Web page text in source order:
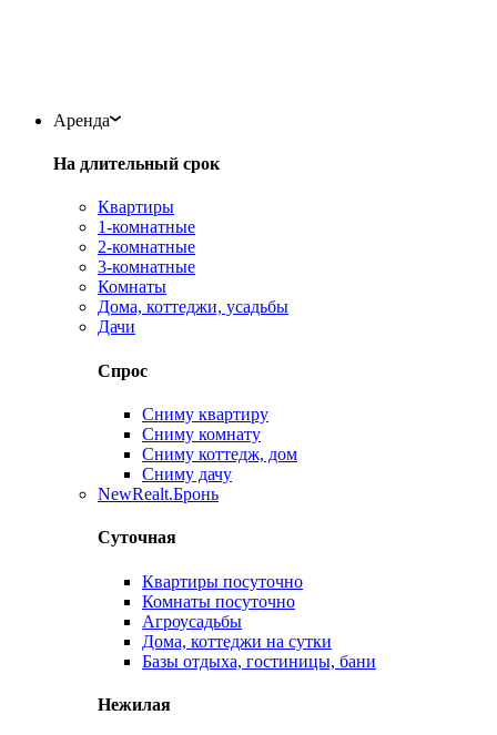
Аренда
На длительный срок
Квартиры
1-комнатные
2-комнатные
3-комнатные
Комнаты
Дома, коттеджи, усадьбы
Дачи
Спрос
Сниму квартиру
Сниму комнату
Сниму коттедж, дом
Сниму дачу
NewRealt.Бронь
Суточная
Квартиры посуточно
Комнаты посуточно
Агроусадьбы
Дома, коттеджи на сутки
Базы отдыха, гостиницы, бани
Нежилая